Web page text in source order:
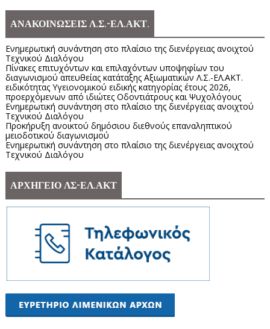
ΑΝΑΚΟΙΝΩΣΕΙΣ Λ.Σ.-ΕΛ.ΑΚΤ.
Ενημερωτική συνάντηση στο πλαίσιο της διενέργειας ανοιχτού
Τεχνικού Διαλόγου
Πίνακες επιτυχόντων και επιλαχόντων υποψηφίων του
διαγωνισμού απευθείας κατάταξης Αξιωματικών Λ.Σ.-ΕΛ.ΑΚΤ.
ειδικότητας Υγειονομικού ειδικής κατηγορίας έτους 2026,
προερχόμενων από ιδιώτες Οδοντιάτρους και Ψυχολόγους
Ενημερωτική συνάντηση στο πλαίσιο της διενέργειας ανοιχτού
Τεχνικού Διαλόγου
Προκήρυξη ανοικτού δημόσιου διεθνούς επαναληπτικού
μειοδοτικού διαγωνισμού
Ενημερωτική συνάντηση στο πλαίσιο της διενέργειας ανοιχτού
Τεχνικού Διαλόγου
ΑΡΧΗΓΕΙΟ ΛΣ-ΕΛ.ΑΚΤ